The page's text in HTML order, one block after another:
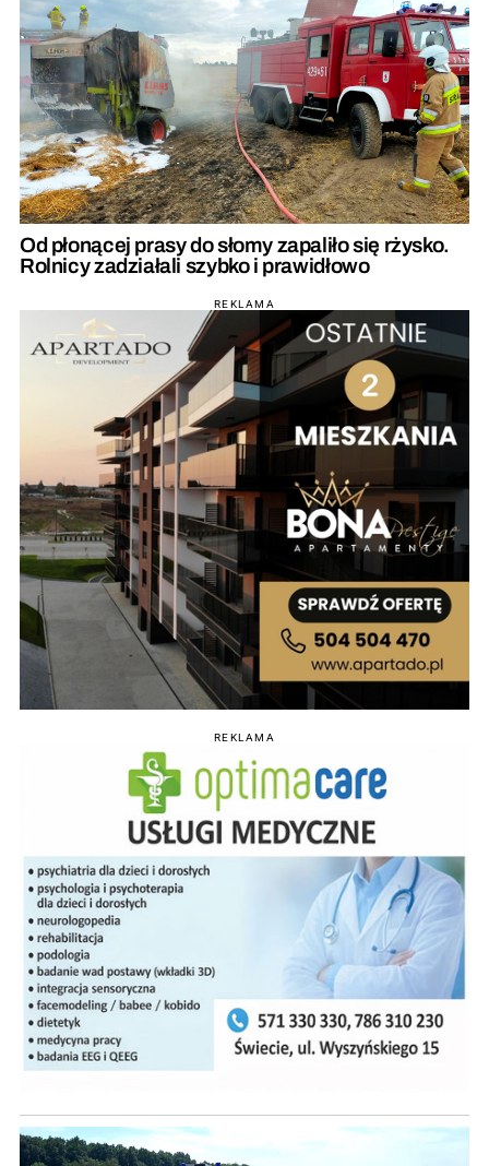
Od płonącej prasy do słomy zapaliło się rżysko.
Rolnicy zadziałali szybko i prawidłowo
REKLAMA
REKLAMA